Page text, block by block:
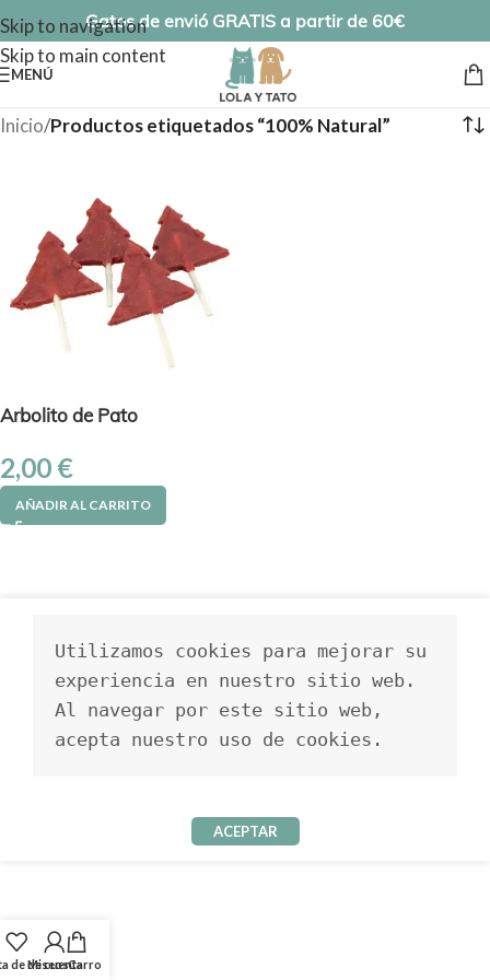
Skip to navigation
Skip to main content
Gatos de envió GRATIS a partir de 60€
MENÚ
Inicio/Productos etiquetados “100% Natural”
Arbolito de Pato
2,00 €
AÑADIR AL CARRITO
de deseos
Mi cuentaCarro
Utilizamos cookies para mejorar su
experiencia en nuestro sitio web.
Al navegar por este sitio web,
acepta nuestro uso de cookies.
ACEPTAR